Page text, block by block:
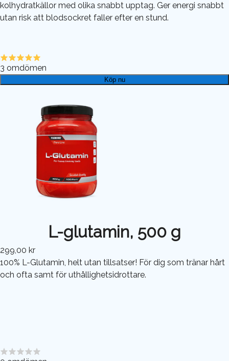
kolhydratkällor med olika snabbt upptag. Ger energi snabbt
utan risk att blodsockret faller efter en stund.
3 omdömen
Köp nu
L-glutamin, 500 g
299,00 kr
100% L-Glutamin, helt utan tillsatser! För dig som tränar hårt
och ofta samt för uthållighetsidrottare.